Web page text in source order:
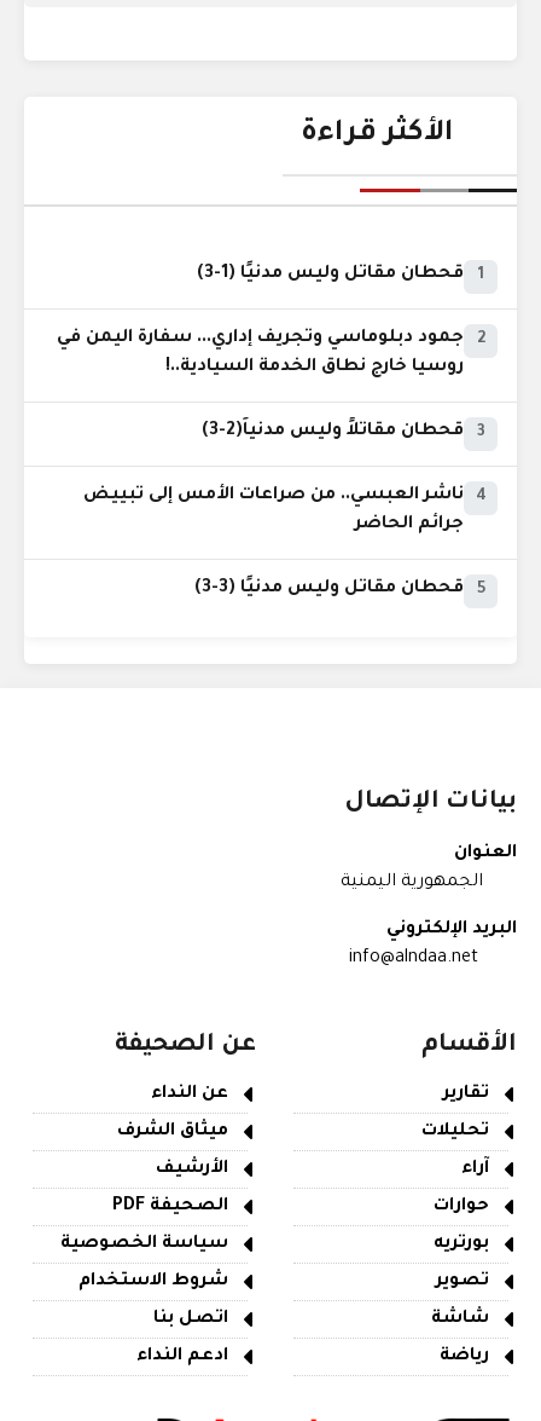
الأكثر قراءة
1 قحطان مقاتل وليس مدنيًا (1-3)
2
جمود دبلوماسي وتجريف إداري... سفارة اليمن في
روسيا خارج نطاق الخدمة السيادية..!
3 قحطان مقاتلاً وليس مدنياً(2-3)
4
ناشر العبسي.. من صراعات الأمس إلى تبييض
جرائم الحاضر
5 قحطان مقاتل وليس مدنيًا (3-3)
بيانات الإتصال
العنوان
الجمهورية اليمنية
البريد الإلكتروني
info@alndaa.net
الأقسام
تقارير
تحليلات
آراء
حوارات
بورتريه
تصوير
شاشة
رياضة
عن الصحيفة
عن النداء
ميثاق الشرف
الأرشيف
الصحيفة PDF
سياسة الخصوصية
شروط الاستخدام
اتصل بنا
ادعم النداء